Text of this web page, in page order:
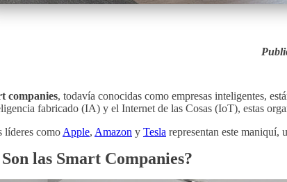
companies, todavía conocidas como empresas inteligentes,
fabricado (IA) y el Internet de las Cosas (IoT), estas
líderes como Apple, Amazon y Tesla representan este maniquí,
las Smart Companies?